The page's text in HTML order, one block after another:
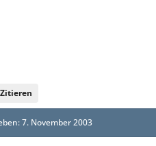
Zitieren
7. November 2003